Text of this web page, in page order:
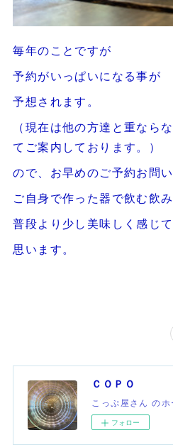
毎年のことですが
予約がいっぱいになる事が
予想されます。
（現在は他の方達と重なら
てご案内しております。）
ので、お早めのご予約お問
ご自身で作った器で飲む飲
普段より少し美味しく感じ
思います。
ＣＯＰＯ
こっぷ屋さん のホ
フォロー